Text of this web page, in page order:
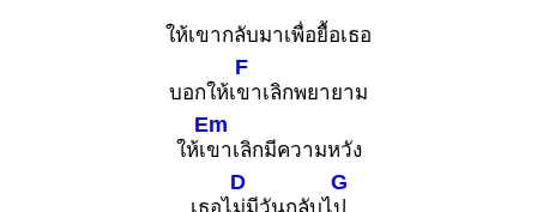
ให้เขากลับมาเพื่อยื้อเธอ
บอกให้เ
F
ขาเลิกพยายาม
ให้เ
Em
ขาเลิกมีความหวัง
D G